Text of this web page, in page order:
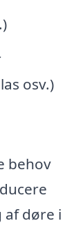
osv.)
behov
døre i